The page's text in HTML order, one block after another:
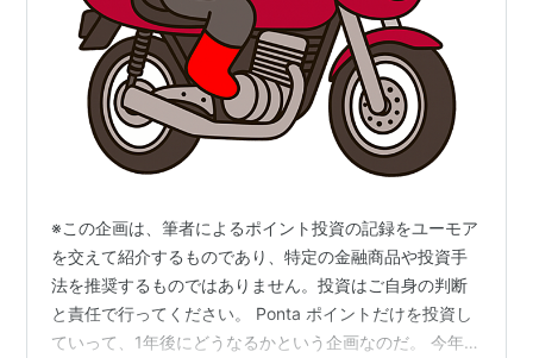
※この企画は、筆者によるポイント投資の記録をユーモア
を交えて紹介するものであり、特定の金融商品や投資手
法を推奨するものではありません。投資はご自身の判断
と責任で行ってください。 Ponta ポイントだけを投資し
ていって、1年後にどうなるかという企画なのだ。 今年、